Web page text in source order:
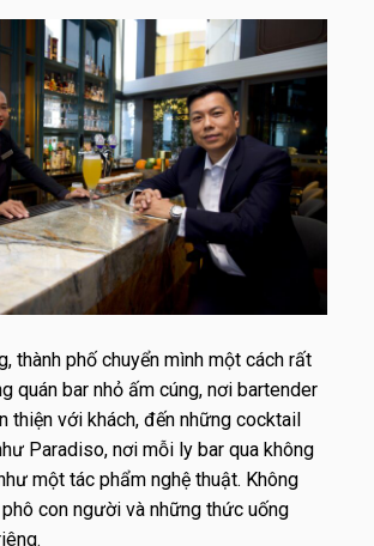
thành phố chuyển mình một cách rất
quán bar nhỏ ấm cúng, nơi bartender
thiện với khách, đến những cocktail
Paradiso, nơi mỗi ly bar qua không
một tác phẩm nghệ thuật. Không
con người và những thức uống